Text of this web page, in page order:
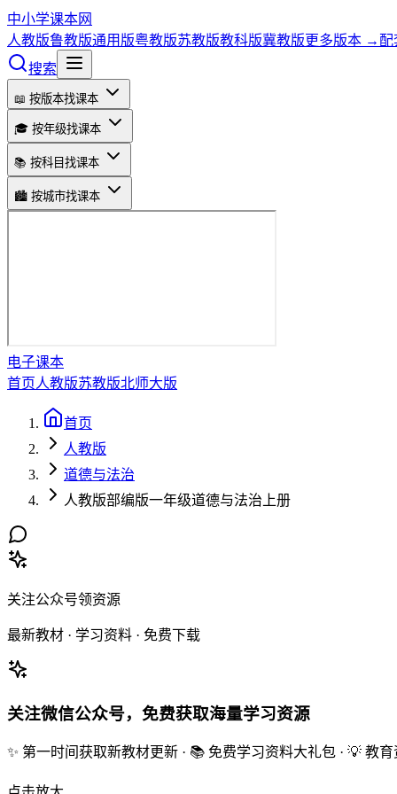
中小学课本网
人教版鲁教版通用版粤教版苏教版教科版冀教版更多版本 → 配
搜索
📖 按版本找课本
🎓 按年级找课本
📚 按科目找课本
🏙️ 按城市找课本
电子课本
首页人教版苏教版北师大版
首页
人教版
道德与法治
人教版部编版一年级道德与法治上册
关注公众号领资源
最新教材 · 学习资料 · 免费下载
关注微信公众号，免费获取海量学习资源
✨ 第一时间获取新教材更新 · 📚 免费学习资料大礼包 · 💡 教